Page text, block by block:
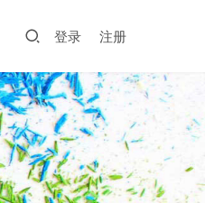
登录 注册